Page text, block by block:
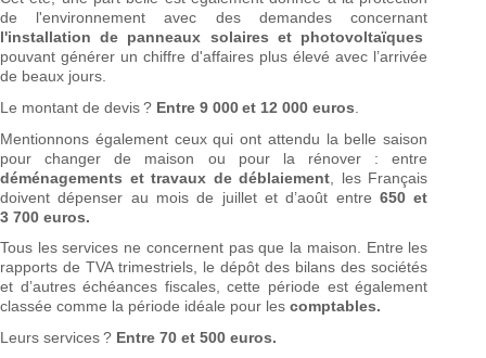
de l'environnement avec des demandes concernant
l'installation de panneaux solaires et photovoltaïques
pouvant générer un chiffre d'affaires plus élevé avec l’arrivée
de beaux jours.
Le montant de devis ? Entre 9 000 et 12 000 euros
Mentionnons également ceux qui ont attendu la belle saison
pour changer de maison ou pour la rénover : entre
déménagements et travaux de déblaiement , les Français
doivent dépenser au mois de juillet et d’août entre 650 et
3 700 euros.
Tous les services ne concernent pas que la maison. Entre les
rapports de TVA trimestriels, le dépôt des bilans des sociétés
et d’autres échéances fiscales, cette période est également
classée comme la période idéale pour les comptables.
Leurs services ? Entre 70 et 500 euros.